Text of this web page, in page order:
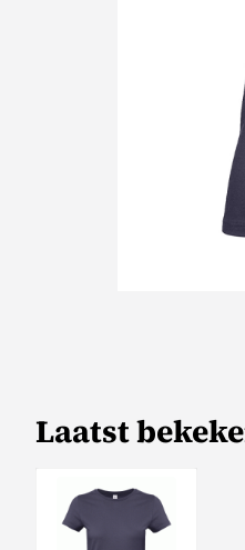
Laatst